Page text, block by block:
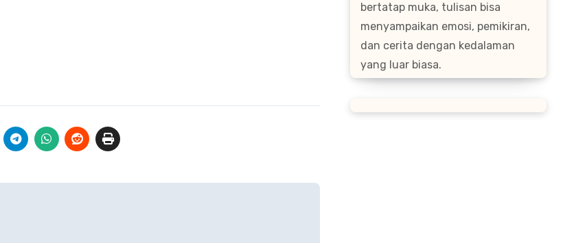
bertatap muka, tulisan bisa
menyampaikan emosi, pemikiran,
dan cerita dengan kedalaman
yang luar biasa.